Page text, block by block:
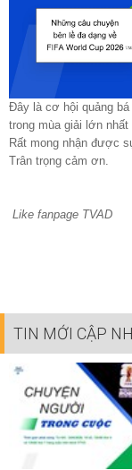
Đây là cơ hội quảng bá
trong mùa giải lớn nhất
Rất mong nhận được
Trân trọng cảm ơn.
Like fanpage TVAD
TIN MỚI CẬP